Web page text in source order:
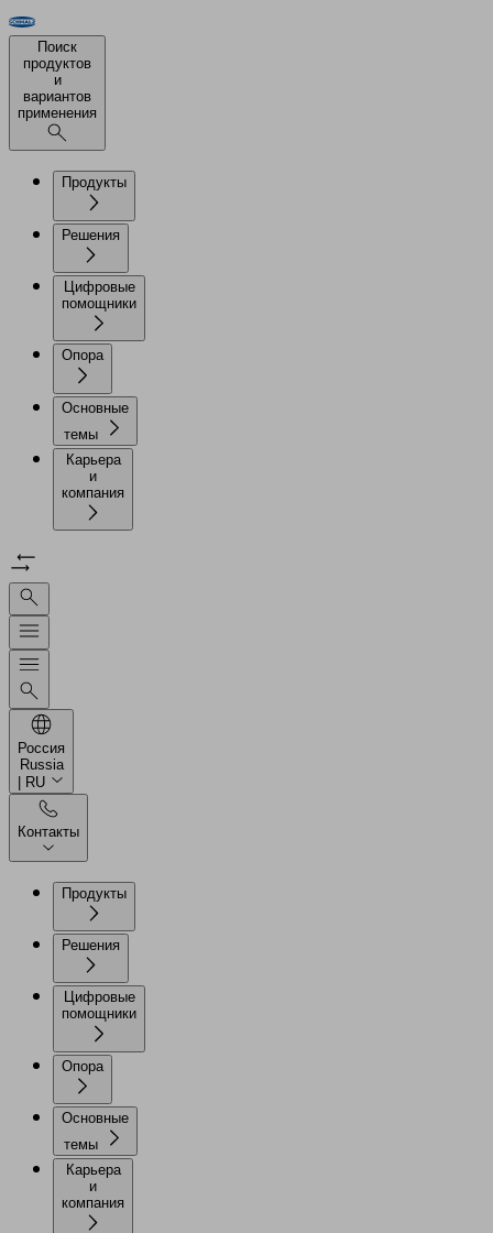
Поиск
продуктов
и
вариантов
применения
Продукты
Решения
Цифровые
помощники
Опора
Основные
темы
Карьера
и
компания
Россия
Russia
| RU
Контакты
Продукты
Решения
Цифровые
помощники
Опора
Основные
темы
Карьера
и
компания